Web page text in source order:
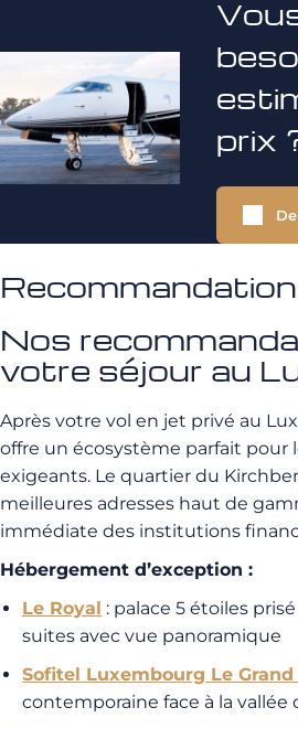
prix
Nos
votre séjour au
Après votre vol en jet privé au
offre un écosystème parfait pour
exigeants. Le quartier du
meilleures adresses haut de
immédiate des institutions
Hébergement d’exception :
Le Royal : palace 5 étoiles
suites avec vue panoramique
Sofitel Luxembourg Le Grand
contemporaine face à la vallée